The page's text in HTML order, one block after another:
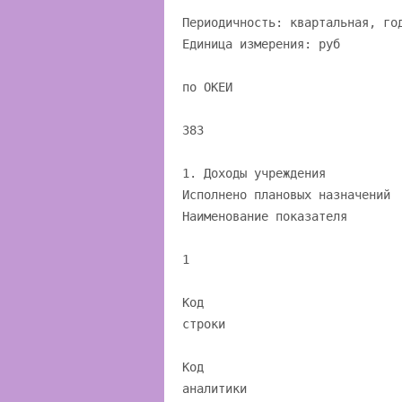
Периодичность: квартальная,
Единица измерения: руб
по ОКЕИ
383
1. Доходы учреждения
Исполнено плановых назначений
Наименование показателя
1
Код
строки
Код
аналитики